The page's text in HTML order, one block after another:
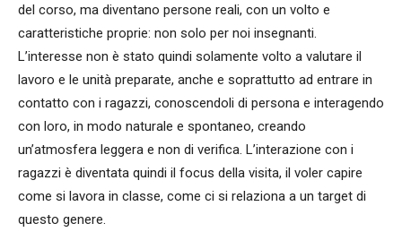
del corso, ma diventano persone reali, con un volto e
caratteristiche proprie: non solo per noi insegnanti.
L’interesse non è stato quindi solamente volto a valutare il
lavoro e le unità preparate, anche e soprattutto ad entrare in
contatto con i ragazzi, conoscendoli di persona e interagendo
con loro, in modo naturale e spontaneo, creando
un’atmosfera leggera e non di verifica. L’interazione con i
ragazzi è diventata quindi il focus della visita, il voler capire
come si lavora in classe, come ci si relaziona a un target di
questo genere.